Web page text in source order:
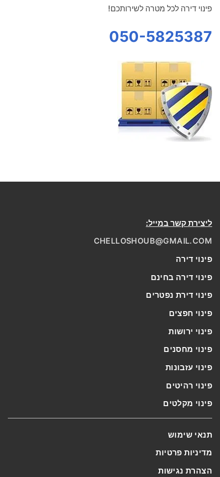
פינוי דירה לכל מטרה לשירותכם!
050-5825387
ליצירת קשר במייל:
CHELLOSHOUB@GMAIL.COM
פינוי דירה
פינוי דירה בחינם
פינוי דירת נפטרים
פינוי חפצים
פינוי ירושות
פינוי מחסנים
פינוי עזבונות
פינוי רהיטים
פינוי מקלטים
תנאי שימוש
מדיניות פרטיות
הצהרת נגישות